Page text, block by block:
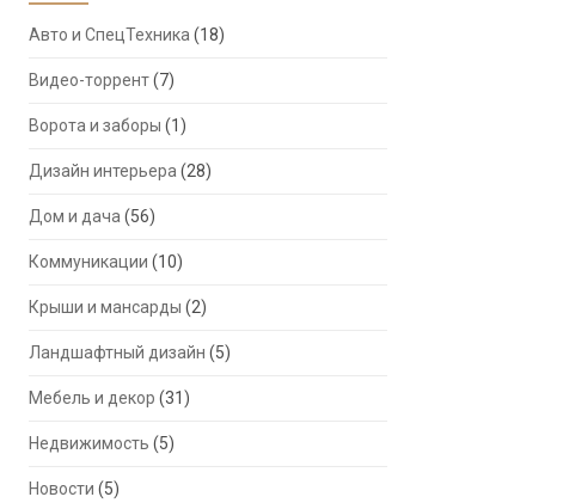
Авто и СпецТехника (18)
Видео-торрент(7)
Ворота и заборы (1)
Дизайн интерьера (28)
Дом и дача (56)
Коммуникации (10)
Крыши и мансарды (2)
Ландшафтный дизайн (5)
Мебель и декор (31)
Недвижимость (5)
Новости (5)